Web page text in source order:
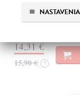
NASTAVENIA
slovenská poetka
vzniku zvláštneho…
14,31 €
15,90 € ?